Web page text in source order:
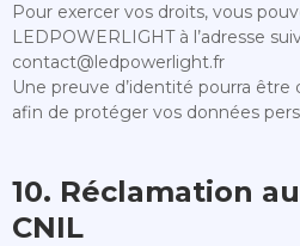
Pour exercer vos droits, vous
LEDPOWERLIGHT à l’adresse
contact@ledpowerlight.fr
Une preuve d’identité pourra être
afin de protéger vos données
10. Réclamation
CNIL